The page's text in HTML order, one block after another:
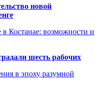
новой
Костанае: возможности и
шесть рабочих
в эпоху разумной